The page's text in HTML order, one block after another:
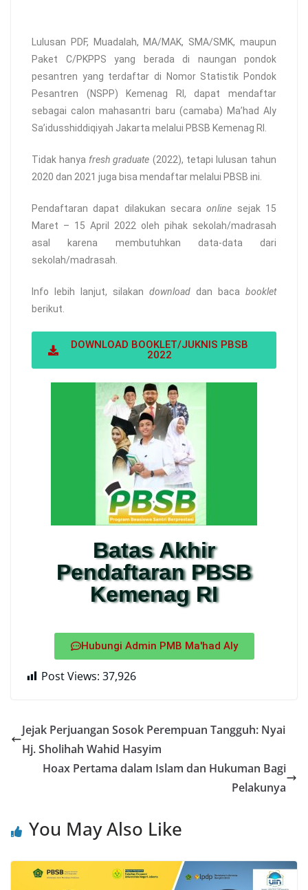
Lulusan PDF, Muadalah, MA/MAK, SMA/SMK, maupun
Paket C/PKPPS yang berada di naungan pondok
pesantren yang terdaftar di Nomor Statistik Pondok
Pesantren (NSPP) Kemenag RI, dapat mendaftar
sebagai calon mahasantri baru (camaba) Ma’had Aly
Sa’idusshiddiqiyah Jakarta melalui PBSB Kemenag RI.
Tidak hanya fresh graduate (2022), tetapi lulusan tahun
2020 dan 2021 juga bisa mendaftar melalui PBSB ini.
Pendaftaran dapat dilakukan secaraonline sejak 15
Maret – 15 April 2022 oleh pihak sekolah/madrasah
asal karena membutuhkan data-data dari
sekolah/madrasah.
Info lebih lanjut, silakan download dan baca booklet
berikut.
DOWNLOAD BOOKLET/JUKNIS PBSB
2022
Batas Akhir
Pendaftaran PBSB
Kemenag RI
Hubungi Admin PMB Ma'had Aly
Post Views: 37,926
Jejak Perjuangan Sosok Perempuan Tangguh: Nyai
Hj. Sholihah Wahid Hasyim
Hoax Pertama dalam Islam dan Hukuman Bagi
Pelakunya
You May Also Like